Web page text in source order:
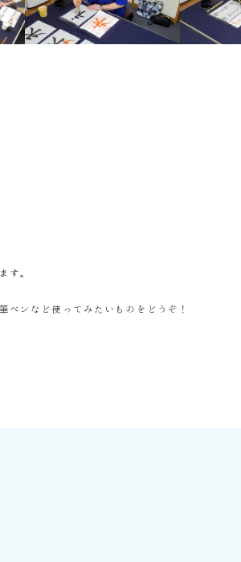
す。
ペンなど使ってみたいものをどうぞ！